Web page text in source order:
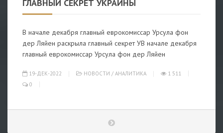
ГЛАВНЫЙ СЕКРЕТ УКРАИНЫ
В начале декабря главный еврокомиссар Урсула фон
дер Ляйен раскрыла главный секрет УВ начале декабря
главный еврокомиссар Урсула фон дер Ляйен
19-ДЕК-2022 НОВОСТИ / АНАЛИТИКА
1 511
0